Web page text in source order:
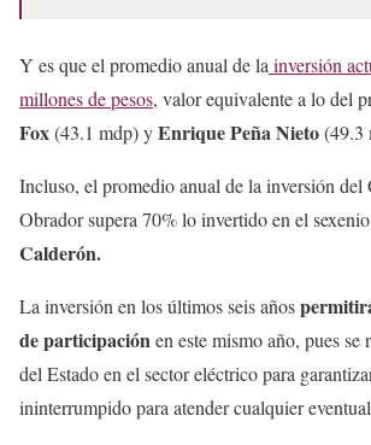
Y es que el promedio anual de la inversión
millones de pesos, valor equivalente a lo del
Fox(43.1 mdp) yEnrique Peña Nieto(49.3
Incluso, el promedio anual de la inversión
Obrador supera 70% lo invertido en el
Calderón.
La inversión en los últimos seis años
de participaciónen este mismo año, pues se
del Estado en el sector eléctrico para
ininterrumpido para atender cualquier